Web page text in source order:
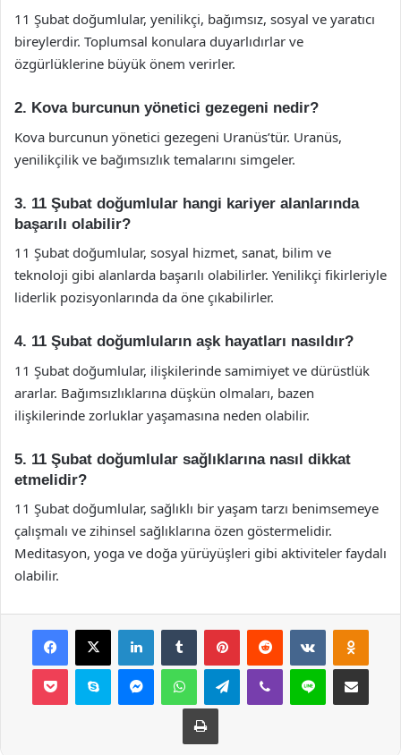
11 Şubat doğumlular, yenilikçi, bağımsız, sosyal ve yaratıcı
bireylerdir. Toplumsal konulara duyarlıdırlar ve
özgürlüklerine büyük önem verirler.
2. Kova burcunun yönetici gezegeni nedir?
Kova burcunun yönetici gezegeni Uranüs’tür. Uranüs,
yenilikçilik ve bağımsızlık temalarını simgeler.
3. 11 Şubat doğumlular hangi kariyer alanlarında
başarılı olabilir?
11 Şubat doğumlular, sosyal hizmet, sanat, bilim ve
teknoloji gibi alanlarda başarılı olabilirler. Yenilikçi fikirleriyle
liderlik pozisyonlarında da öne çıkabilirler.
4. 11 Şubat doğumluların aşk hayatları nasıldır?
11 Şubat doğumlular, ilişkilerinde samimiyet ve dürüstlük
ararlar. Bağımsızlıklarına düşkün olmaları, bazen
ilişkilerinde zorluklar yaşamasına neden olabilir.
5. 11 Şubat doğumlular sağlıklarına nasıl dikkat
etmelidir?
11 Şubat doğumlular, sağlıklı bir yaşam tarzı benimsemeye
çalışmalı ve zihinsel sağlıklarına özen göstermelidir.
Meditasyon, yoga ve doğa yürüyüşleri gibi aktiviteler faydalı
olabilir.
Facebook
X LinkedInTumblr PinterestReddit VKontakte
Pocket Skype MessengerWhatsAppTelegramViber Line E-Posta ile
Yazdır